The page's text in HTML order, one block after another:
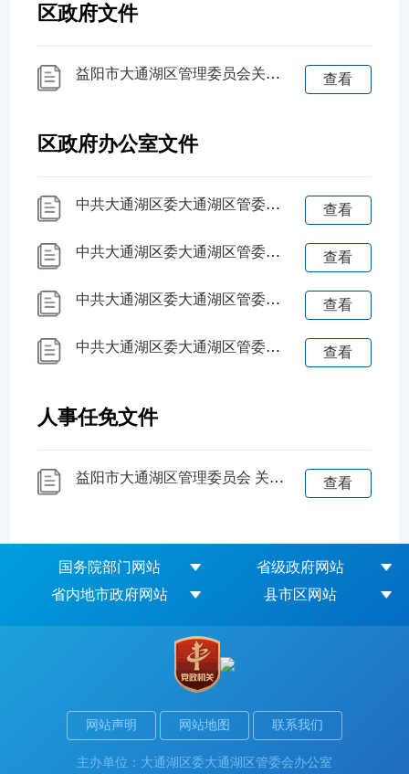
区政府文件
益阳市大通湖区管理委员会关于益阳市大通湖区2023年第一批次建设项目拟使用国有土地补偿安置方案的公告 查看
区政府办公室文件
中共大通湖区委大通湖区管委会办公室 关于印发《大通湖区2026年稳定发展粮食生产工作方案》的通知 查看
中共大通湖区委大通湖区管委会办公室 关于印发《益阳市大通湖区“企业服务年” 行动方案》的通知 查看
中共大通湖区委大通湖区管委会办公室 关于印发《大通湖区实施“开局八好”行动总体方案》的通知 查看
中共大通湖区委大通湖区管委会办公室 关于印发《大通湖区城乡供水一体化管理方案》的通知 查看
人事任免文件
益阳市大通湖区管理委员会 关于王国力张鑫同志职务任免的通知 查看
国务院部门网站
省级政府网站
省内地市政府网站
县市区网站
网站声明 网站地图 联系我们
主办单位：大通湖区委大通湖区管委会办公室